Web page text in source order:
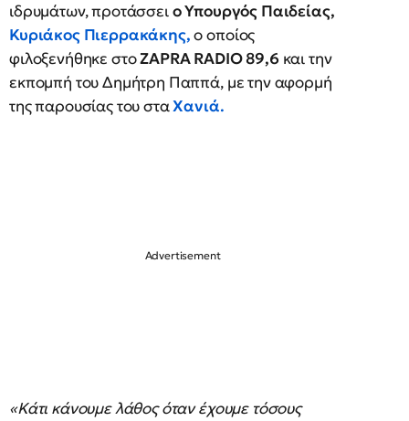
ιδρυμάτων, προτάσσειο Υπουργός Παιδείας,
Κυριάκος Πιερρακάκης,ο οποίος
φιλοξενήθηκε στοZAPRA RADIO 89,6 και την
εκπομπή του Δημήτρη Παππά, με την αφορμή
της παρουσίας του σταΧανιά.
«Κάτι κάνουμε λάθος όταν έχουμε τόσους